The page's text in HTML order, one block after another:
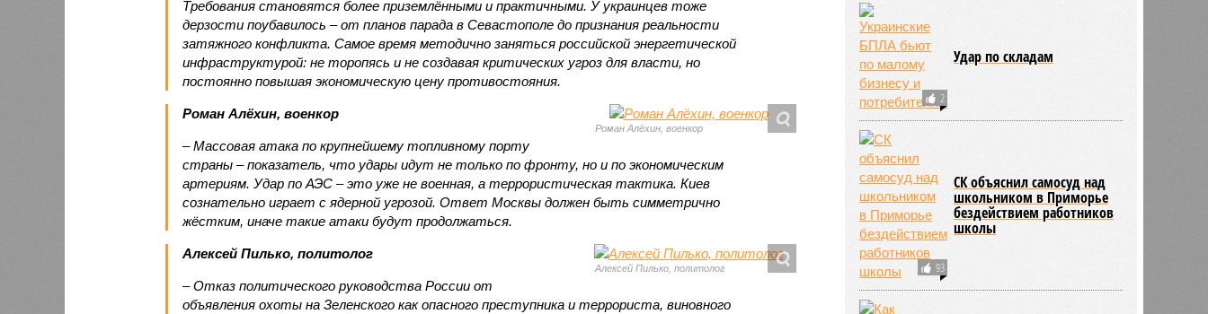
Требования становятся более приземлёнными и практичными. У украинцев тоже
дерзости поубавилось – от планов парада в Севастополе до признания реальности
затяжного конфликта. Самое время методично заняться российской энергетической
инфраструктурой: не торопясь и не создавая критических угроз для власти, но
постоянно повышая экономическую цену противостояния.
Роман Алёхин, военкор
Роман Алёхин, военкор
– Массовая атака по крупнейшему топливному порту
страны – показатель, что удары идут не только по фронту, но и по экономическим
артериям. Удар по АЭС – это уже не военная, а террористическая тактика. Киев
сознательно играет с ядерной угрозой. Ответ Москвы должен быть симметрично
жёстким, иначе такие атаки будут продолжаться.
Алексей Пилько, политолог
Алексей Пилько, политолог
– Отказ политического руководства России от
объявления охоты на Зеленского как опасного преступника и террориста, виновного
2
Удар по складам
93
СК объяснил самосуд над
школьником в Приморье
бездействием работников
школы